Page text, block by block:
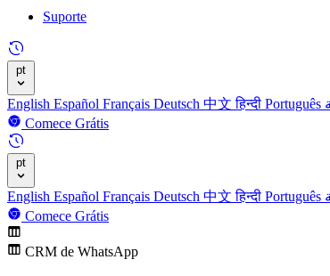
Suporte
pt
English Español Français Deutsch 中文हिन्दी Português
Comece Grátis
pt
English Español Français Deutsch 中文हिन्दी Português
Comece Grátis
CRM de WhatsApp